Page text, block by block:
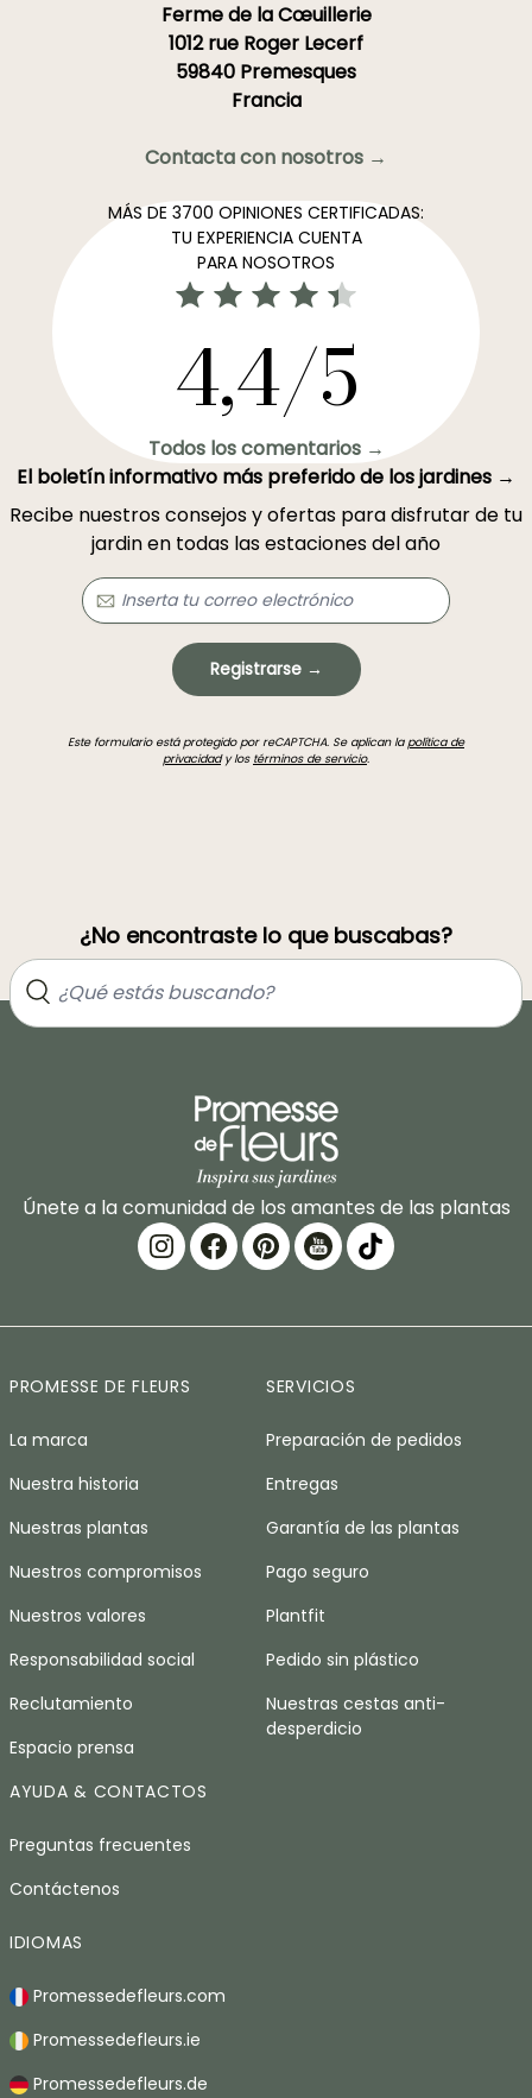
Ferme de la Cœuillerie
1012 rue Roger Lecerf
59840 Premesques
Francia
Contacta con nosotros →
MÁS DE 3700 OPINIONES CERTIFICADAS:
TU EXPERIENCIA CUENTA
PARA NOSOTROS
4,4/5
Todos los comentarios →
El boletín informativo más preferido de los jardines →
Recibe nuestros consejos y ofertas para disfrutar de tu
jardin en todas las estaciones del año
Registrarse →
Este formulario está protegido por reCAPTCHA. Se aplican lapolítica de
privacidady los términos de servicio.
¿No encontraste lo que buscabas?
Únete a la comunidad de los amantes de las plantas
PROMESSE DE FLEURS
La marca
Nuestra historia
Nuestras plantas
Nuestros compromisos
Nuestros valores
Responsabilidad social
Reclutamiento
Espacio prensa
SERVICIOS
Preparación de pedidos
Entregas
Garantía de las plantas
Pago seguro
Plantfit
Pedido sin plástico
Nuestras cestas anti-
desperdicio
AYUDA & CONTACTOS
Preguntas frecuentes
Contáctenos
IDIOMAS
Promessedefleurs.com
Promessedefleurs.ie
Promessedefleurs.de